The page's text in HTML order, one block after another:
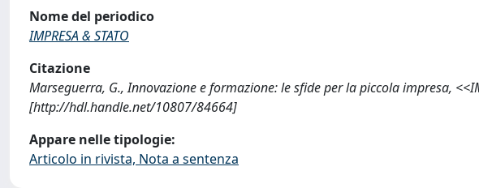
Nome del periodico
IMPRESA & STATO
Citazione
Marseguerra, G., Innovazione e formazione: le sfide per la piccola impresa,
[http://hdl.handle.net/10807/84664]
Appare nelle tipologie:
Articolo in rivista, Nota a sentenza